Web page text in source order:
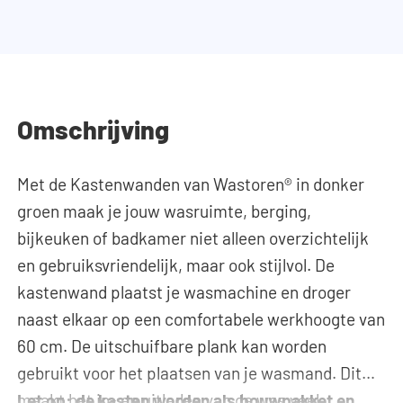
Omschrijving
Met de Kastenwanden van Wastoren® in donker
groen maak je jouw wasruimte, berging,
bijkeuken of badkamer niet alleen overzichtelijk
en gebruiksvriendelijk, maar ook stijlvol. De
kastenwand plaatst je wasmachine en droger
naast elkaar op een comfortabele werkhoogte van
60 cm. De uitschuifbare plank kan worden
gebruikt voor het plaatsen van je wasmand. Dit